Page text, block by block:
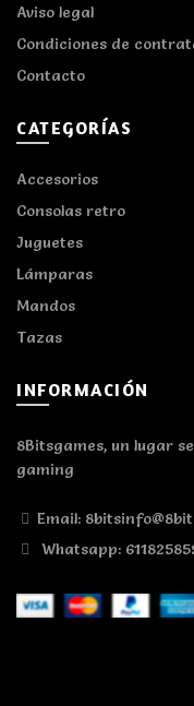
Aviso legal
Condiciones de
Contacto
CATEGORÍAS
Accesorios
Consolas retro
Juguetes
Lámparas
Mandos
Tazas
INFORMACIÓN
8Bitsgames, un lugar
gaming
Email:
Whatsapp: